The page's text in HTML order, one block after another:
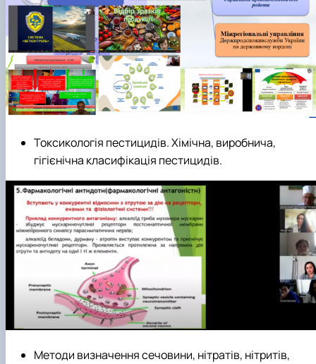
Токсикологія пестицидів. Хімічна, виробнича,
гігієнічна класифікація пестицидів.
Методи визначення сечовини, нітратів, нітритів,